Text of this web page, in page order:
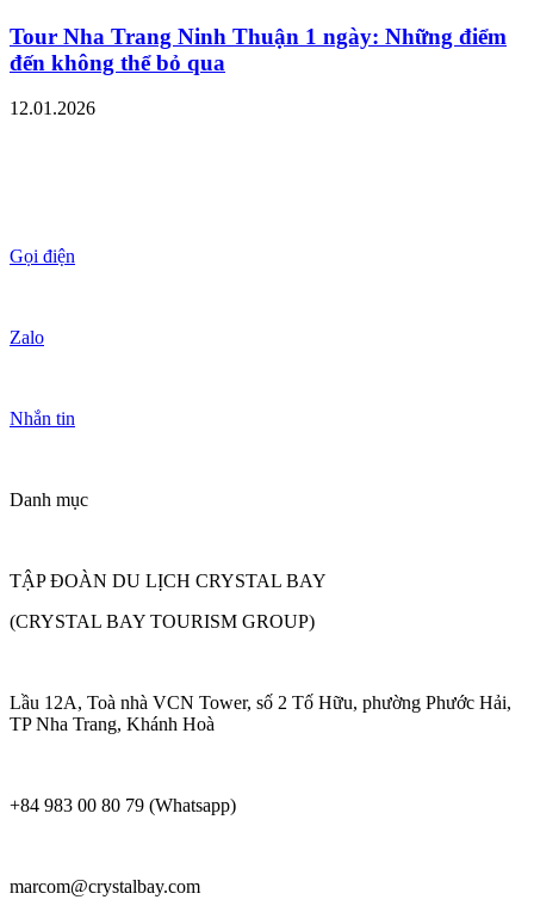
Tour Nha Trang Ninh Thuận 1 ngày: Những điểm
đến không thể bỏ qua
12.01.2026
Gọi điện
Zalo
Nhắn tin
Danh mục
TẬP ĐOÀN DU LỊCH CRYSTAL BAY
(CRYSTAL BAY TOURISM GROUP)
Lầu 12A, Toà nhà VCN Tower, số 2 Tố Hữu, phường Phước Hải,
TP Nha Trang, Khánh Hoà
+84 983 00 80 79 (Whatsapp)
marcom@crystalbay.com